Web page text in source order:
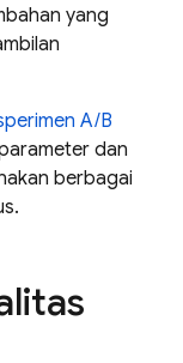
yang
A/B
dan
berbagai